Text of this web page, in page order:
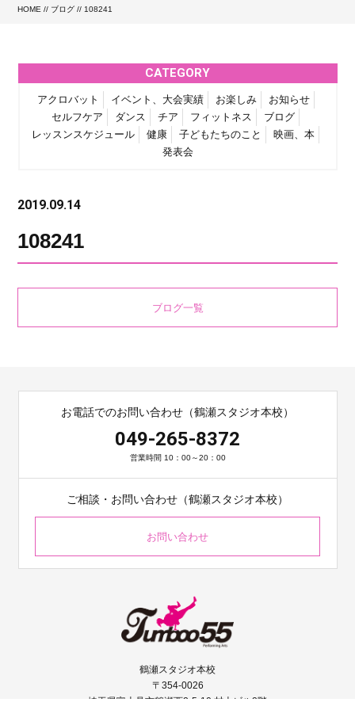
HOME // ブログ // 108241
CATEGORY
アクロバット イベント、大会実績 お楽しみ
お知らせ
セルフケア
ダンス チア フィットネス
ブログ
レッスンスケジュール
健康 子どもたちのこと
映画、本
発表会
2019.09.14
108241
ブログ一覧
お電話でのお問い合わせ（鶴瀬スタジオ本校）
049-265-8372
営業時間 10：00～20：00
ご相談・お問い合わせ（鶴瀬スタジオ本校）
お問い合わせ
鶴瀬スタジオ本校
〒354-0026
埼玉県富士見市鶴瀬西2-5-10 村上ビル2階